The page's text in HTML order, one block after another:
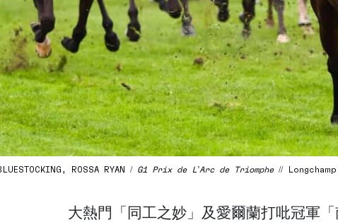
ROSSA RYAN / G1 Prix de L’Arc de Triomphe//
大熱門「同工之妙」及愛爾蘭打吡冠軍